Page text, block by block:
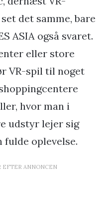
det samme, bare
ASIA også svaret.
eller store
VR-spil til noget
hvor man i
udstyr lejer sig
fulde oplevelse.
ANNONCEN